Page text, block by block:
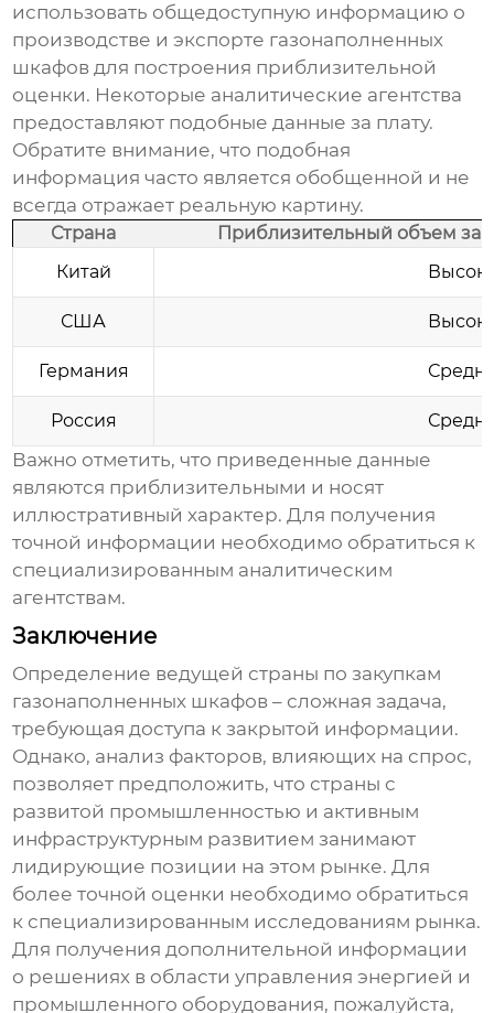
использовать общедоступную информацию о
производстве и экспорте газонаполненных
шкафов для построения приблизительной
оценки. Некоторые аналитические агентства
предоставляют подобные данные за плату.
Обратите внимание, что подобная
информация часто является обобщенной и не
всегда отражает реальную картину.
Страна
Приблизительный объем
Китай
США
Германия
Россия
Важно отметить, что приведенные данные
являются приблизительными и носят
иллюстративный характер. Для получения
точной информации необходимо обратиться к
специализированным аналитическим
агентствам.
Заключение
Определение ведущей страны по закупкам
газонаполненных шкафов – сложная задача,
требующая доступа к закрытой информации.
Однако, анализ факторов, влияющих на спрос,
позволяет предположить, что страны с
развитой промышленностью и активным
инфраструктурным развитием занимают
лидирующие позиции на этом рынке. Для
более точной оценки необходимо обратиться
к специализированным исследованиям рынка.
Для получения дополнительной информации
о решениях в области управления энергией и
промышленного оборудования, пожалуйста,